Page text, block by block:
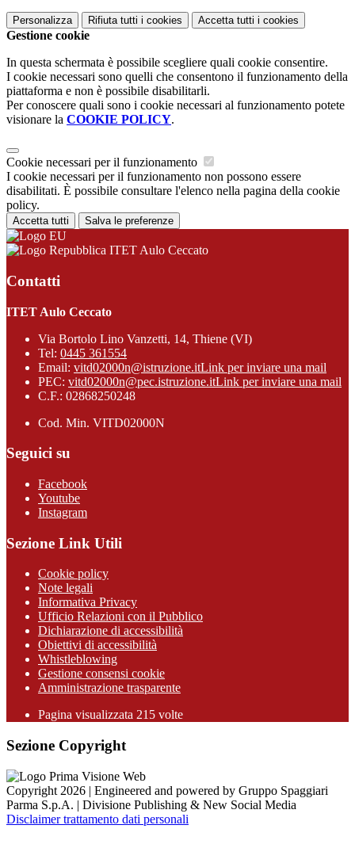
Personalizza Rifiuta tutti i cookies Accetta tutti i cookies
Gestione cookie
In questa schermata è possibile scegliere quali cookie consentire.
I cookie necessari sono quelli che consentono il funzionamento della
piattaforma e non è possibile disabilitarli.
Per conoscere quali sono i cookie necessari al funzionamento potete
visionare la COOKIE POLICY.
Cookie necessari per il funzionamento
I cookie necessari per il funzionamento non possono essere
disabilitati. È possibile consultare l'elenco nella pagina della cookie
policy.
Accetta tutti Salva le preferenze
ITET Aulo Ceccato
Contatti
ITET Aulo Ceccato
Via Bortolo Lino Vanzetti, 14, Thiene (VI)
Tel: 0445 361554
Email: vitd02000n@istruzione.itLink per inviare una mail
PEC: vitd02000n@pec.istruzione.itLink per inviare una mail
C.F.: 02868250248
Cod. Min. VITD02000N
Seguici su
Facebook
Youtube
Instagram
Sezione Link Utili
Cookie policy
Note legali
Informativa Privacy
Ufficio Relazioni con il Pubblico
Dichiarazione di accessibilità
Obiettivi di accessibilità
Whistleblowing
Gestione consensi cookie
Amministrazione trasparente
Pagina visualizzata 215 volte
Sezione Copyright
Copyright 2026 | Engineered and powered by Gruppo Spaggiari
Parma S.p.A. | Divisione Publishing & New Social Media
Disclaimer trattamento dati personali